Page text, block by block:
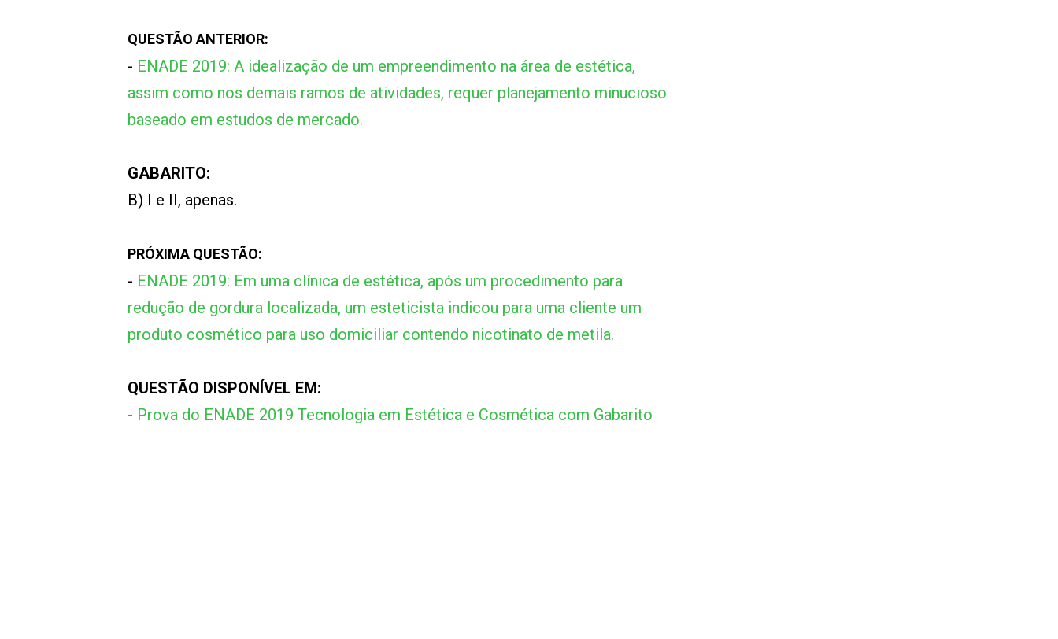
QUESTÃO ANTERIOR:
- ENADE 2019: A idealização de um empreendimento na área de estética,
assim como nos demais ramos de atividades, requer planejamento minucioso
baseado em estudos de mercado.
GABARITO:
B) I e II, apenas.
PRÓXIMA QUESTÃO:
- ENADE 2019: Em uma clínica de estética, após um procedimento para
redução de gordura localizada, um esteticista indicou para uma cliente um
produto cosmético para uso domiciliar contendo nicotinato de metila.
QUESTÃO DISPONÍVEL EM:
- Prova do ENADE 2019 Tecnologia em Estética e Cosmética com Gabarito